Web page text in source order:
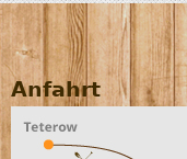
Anfahrt